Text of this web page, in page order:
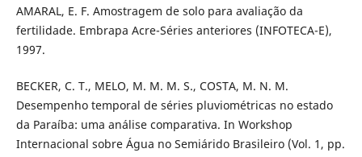
AMARAL, E. F. Amostragem de solo para avaliação da
fertilidade. Embrapa Acre-Séries anteriores (INFOTECA-E),
1997.
BECKER, C. T., MELO, M. M. M. S., COSTA, M. N. M.
Desempenho temporal de séries pluviométricas no estado
da Paraíba: uma análise comparativa. In Workshop
Internacional sobre Água no Semiárido Brasileiro (Vol. 1, pp.